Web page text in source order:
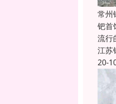
常州
钯首
流行
江苏
20-